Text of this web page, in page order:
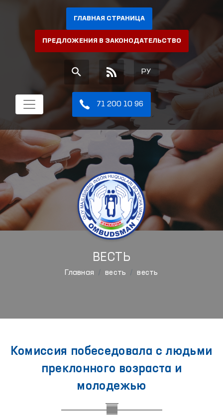
ГЛАВНАЯ СТРАНИЦА
ПРЕДЛОЖЕНИЯ В ЗАКОНОДАТЕЛЬСТВО
РУ
71 200 10 96
ВЕСТЬ
Главная весть весть
Комиссия побеседовала с людьми
преклонного возраста и
молодежью